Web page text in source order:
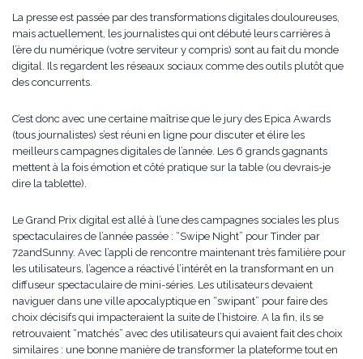
La presse est passée par des transformations digitales douloureuses,
mais actuellement, les journalistes qui ont débuté leurs carrières à
l’ère du numérique (votre serviteur y compris) sont au fait du monde
digital. Ils regardent les réseaux sociaux comme des outils plutôt que
des concurrents.
C’est donc avec une certaine maîtrise que le jury des Epica Awards
(tous journalistes) s’est réuni en ligne pour discuter et élire les
meilleurs campagnes digitales de l’année. Les 6 grands gagnants
mettent à la fois émotion et côté pratique sur la table (ou devrais-je
dire la tablette).
Le Grand Prix digital est allé à l’une des campagnes sociales les plus
spectaculaires de l’année passée : “Swipe Night” pour Tinder par
72andSunny. Avec l’appli de rencontre maintenant très familière pour
les utilisateurs, l’agence a réactivé l’intérêt en la transformant en un
diffuseur spectaculaire de mini-séries. Les utilisateurs devaient
naviguer dans une ville apocalyptique en “swipant” pour faire des
choix décisifs qui impacteraient la suite de l’histoire. A la fin, ils se
retrouvaient “matchés” avec des utilisateurs qui avaient fait des choix
similaires : une bonne manière de transformer la plateforme tout en